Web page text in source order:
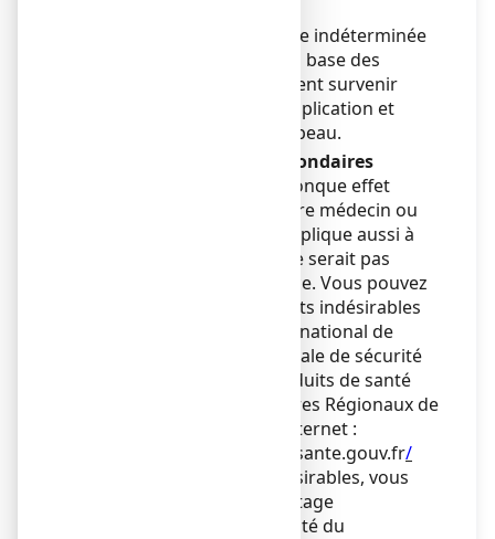
D’autres effets de fréquence indéterminée
(ne peut être estimée sur la base des
données disponibles) peuvent survenir
comme eczéma au site d’application et
sensation de brûlure de la peau.
Déclaration des effets secondaires
Si vous ressentez un quelconque effet
indésirable, parlez-en à votre médecin ou
votre pharmacien. Ceci s’applique aussi à
tout effet indésirable qui ne serait pas
mentionné dans cette notice. Vous pouvez
également déclarer les effets indésirables
directement via le système national de
déclaration : Agence nationale de sécurité
du médicament et des produits de santé
(ANSM) et réseau des Centres Régionaux de
Pharmacovigilance - Site internet :
https://signalement.social-sante.gouv.fr/
En signalant les effets indésirables, vous
contribuez à fournir davantage
d’informations sur la sécurité du